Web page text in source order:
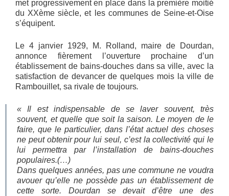
met progressivement en place dans la première moitié
du XXème siècle, et les communes de Seine-et-Oise
s’équipent.
Le 4 janvier 1929, M. Rolland, maire de Dourdan,
annonce fièrement l’ouverture prochaine d’un
établissement de bains-douches dans sa ville, avec la
satisfaction de devancer de quelques mois la ville de
Rambouillet, sa rivale de toujours.
« Il est indispensable de se laver souvent, très
souvent, et quelle que soit la saison. Le moyen de le
faire, que le particulier, dans l’état actuel des choses
ne peut obtenir pour lui seul, c’est la collectivité qui le
lui permettra par l’installation de bains-douches
populaires.(…)
Dans quelques années, pas une commune ne voudra
avouer qu’elle ne possède pas un établissement de
cette sorte. Dourdan se devait d’être une des